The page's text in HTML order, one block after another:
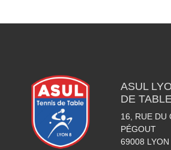
ASUL
DE
16, RUE DU
PÉGOUT
69008 LYON